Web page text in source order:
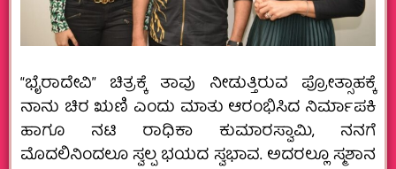
“ಭೈರಾದೇವಿ” ಚಿತ್ರಕ್ಕೆ ತಾವು ನೀಡುತ್ತಿರುವ ಪ್ರೋತ್ಸಾಹಕ್ಕೆ
ನಾನು ಚಿರ ಋಣಿ ಎಂದು ಮಾತು ಆರಂಭಿಸಿದ ನಿರ್ಮಾಪಕಿ
ಹಾಗೂ ನಟಿ ರಾಧಿಕಾ ಕುಮಾರಸ್ವಾಮಿ, ನನಗೆ
ಮೊದಲಿನಿಂದಲೂ ಸ್ವಲ್ಪ ಭಯದ ಸ್ವಭಾವ. ಅದರಲ್ಲೂ ಸ್ಮಶಾನ